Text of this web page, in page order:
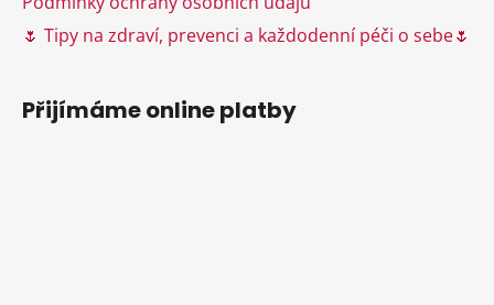
p
i
u
🌷 Tipy na zdraví, prevenci a každodenní péči o sebe🌷
Přijímáme online platby